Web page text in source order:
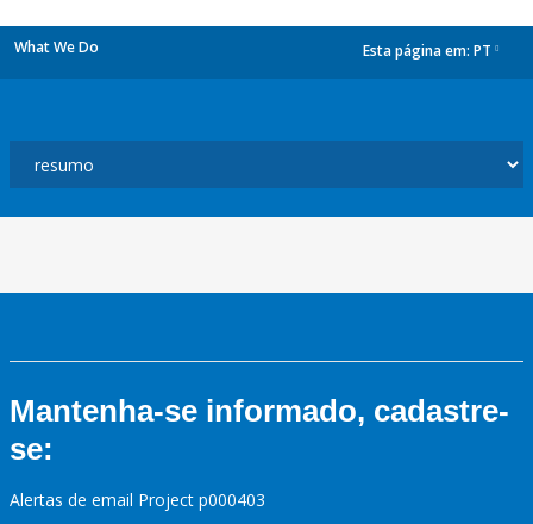
What We Do Esta página em: PT
Mantenha-se informado, cadastre-
se:
Alertas de email Project p000403